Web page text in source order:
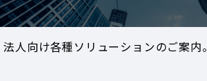
人向け各種ソリューションのご案内。